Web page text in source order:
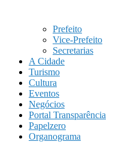
Prefeito
Vice-Prefeito
Secretarias
A Cidade
Turismo
Cultura
Eventos
Negócios
Portal Transparência
Papelzero
Organograma